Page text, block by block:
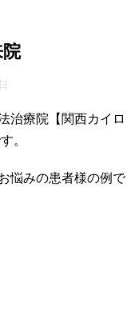
治療院【関西カイロ
。
悩みの患者様の例で